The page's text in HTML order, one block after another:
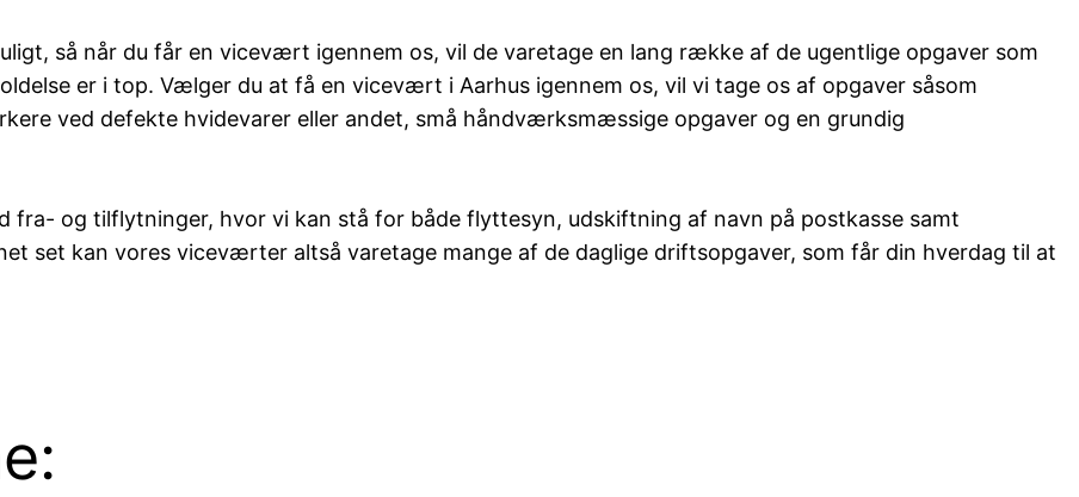
så når du får en vicevært igennem os, vil de varetage en lang række af de ugentlige opgaver som
er i top. Vælger du at få en vicevært i Aarhus igennem os, vil vi tage os af opgaver såsom
ved defekte hvidevarer eller andet, små håndværksmæssige opgaver og en grundig
og tilflytninger, hvor vi kan stå for både flyttesyn, udskiftning af navn på postkasse samt
set kan vores viceværter altså varetage mange af de daglige driftsopgaver, som får din hverdag til at